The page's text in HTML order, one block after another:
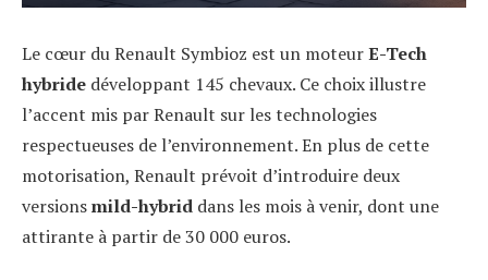
Le cœur du Renault Symbioz est un moteurE-Tech
hybride développant 145 chevaux. Ce choix illustre
l’accent mis par Renault sur les technologies
respectueuses de l’environnement. En plus de cette
motorisation, Renault prévoit d’introduire deux
versionsmild-hybrid dans les mois à venir, dont une
attirante à partir de 30 000 euros.